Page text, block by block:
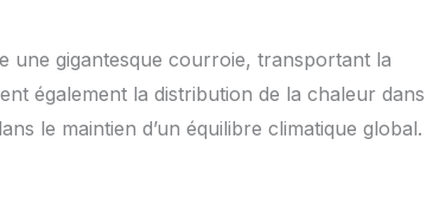
une gigantesque courroie, transportant la
également la distribution de la chaleur dans
le maintien d’un équilibre climatique global.